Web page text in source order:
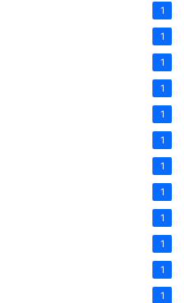
1
1
1
1
1
1
1
1
1
1
1
1